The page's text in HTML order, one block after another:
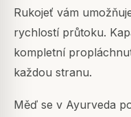
Rukojeť vám
rychlostí průtoku.
kompletní
každou stranu.
Měď se v Ayurveda